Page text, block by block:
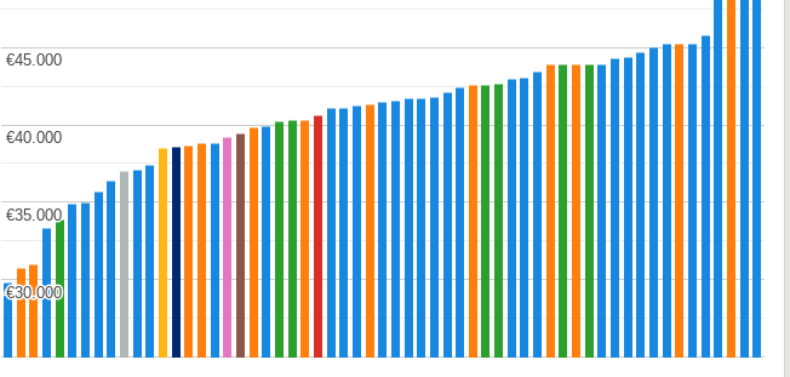
€30.000
€30.000
€35.000
€35.000
€40.000
€40.000
€45.000
€45.000